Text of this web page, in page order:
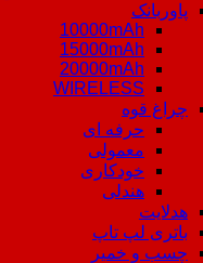
پاوربانک
10000mAh
15000mAh
20000mAh
WIRELESS
چراغ قوه
حرفه ای
معمولی
خودکاری
هندلی
هدلایت
باتری لپ تاپ
چسب و خمیر